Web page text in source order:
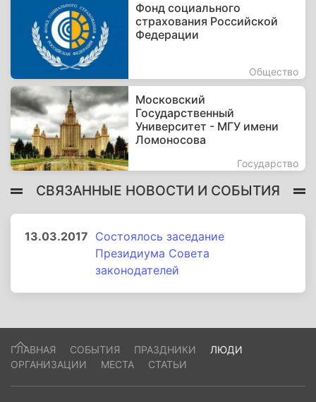
Фонд социального
страхования Российской
Федерации
Общество
Московский
Государственный
Университет - МГУ имени
Ломоносова
Государство
СВЯЗАННЫЕ НОВОСТИ И СОБЫТИЯ
13.03.2017 Состоялось заседание
Президиума Совета
законодателей
ГЛАВНАЯ СОБЫТИЯ ПРАЗДНИКИ
ЛЮДИ
ОРГАНИЗАЦИИ
МЕСТА СТАТЬИ